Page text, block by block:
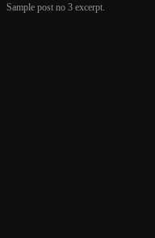
Sample post no 3 excerpt.